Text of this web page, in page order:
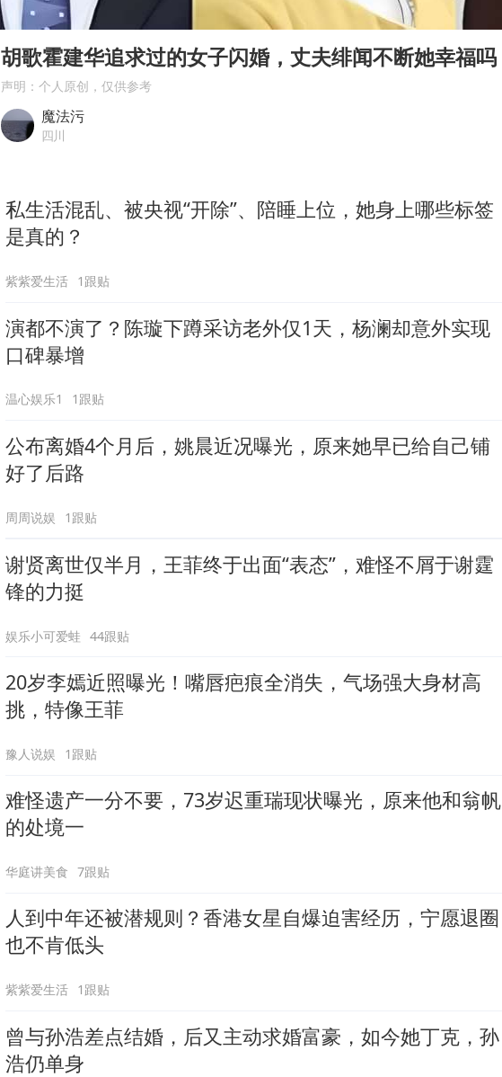
外交部发言人就广岛核爆81周年等答记者问
贵州轮胎子公司获美国退税8136万
80后女柜员逆袭成4200亿银行副行长
Play
00:00
胡歌霍建华追求过的女子闪婚，丈夫绯闻不断她幸福吗
声明：个人原创，仅供参考
魔法污
四川
私生活混乱、被央视“开除”、陪睡上位，她身上哪些标签
是真的？
紫紫爱生活 1跟贴
演都不演了？陈璇下蹲采访老外仅1天，杨澜却意外实现
口碑暴增
温心娱乐1 1跟贴
公布离婚4个月后，姚晨近况曝光，原来她早已给自己铺
好了后路
周周说娱 1跟贴
谢贤离世仅半月，王菲终于出面“表态”，难怪不屑于谢霆
锋的力挺
娱乐小可爱蛙 44跟贴
20岁李嫣近照曝光！嘴唇疤痕全消失，气场强大身材高
挑，特像王菲
豫人说娱 1跟贴
难怪遗产一分不要，73岁迟重瑞现状曝光，原来他和翁帆
的处境一
华庭讲美食 7跟贴
人到中年还被潜规则？香港女星自爆迫害经历，宁愿退圈
也不肯低头
紫紫爱生活 1跟贴
曾与孙浩差点结婚，后又主动求婚富豪，如今她丁克，孙
浩仍单身